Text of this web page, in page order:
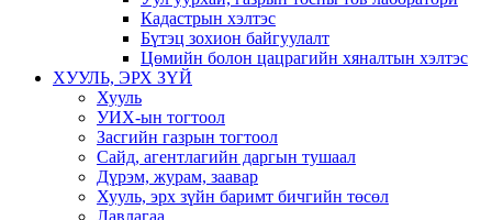
Кадастрын хэлтэс
Бүтэц зохион байгуулалт
Цөмийн болон цацрагийн хяналтын хэлтэс
ХУУЛЬ, ЭРХ ЗҮЙ
Хууль
УИХ-ын тогтоол
Засгийн газрын тогтоол
Сайд, агентлагийн даргын тушаал
Дүрэм, журам, заавар
Хууль, эрх зүйн баримт бичгийн төсөл
Лавлагаа